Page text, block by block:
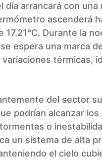
arrancará con una
ascenderá
17.21°C. Durante la
espera una marca
térmicas,
del sector
podrían alcanzar
o
un sistema de alta
el cielo